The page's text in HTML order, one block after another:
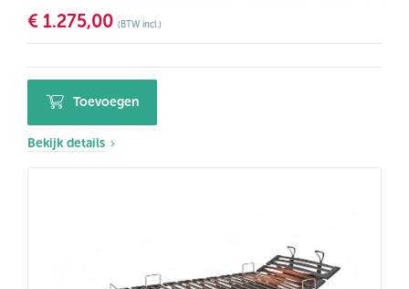
€ 1.275,00 (BTW incl.)
Toevoegen
Bekijk details